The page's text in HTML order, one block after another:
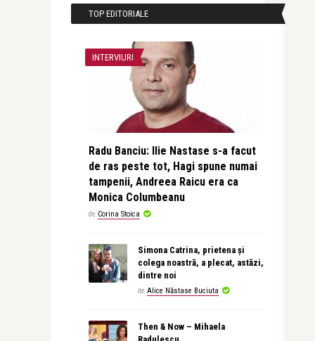
TOP EDITORIALE
INTERVIURI
Radu Banciu: Ilie Nastase s-a facut
de ras peste tot, Hagi spune numai
tampenii, Andreea Raicu era ca
Monica Columbeanu
de Corina Stoica
Simona Catrina, prietena și
colega noastră, a plecat, astăzi,
dintre noi
de Alice Năstase Buciuta
Then & Now – Mihaela